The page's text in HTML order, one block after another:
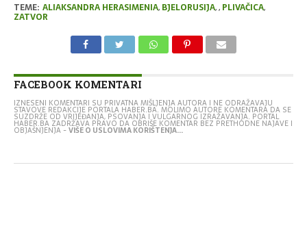
TEME: ALIAKSANDRA HERASIMENIA, BJELORUSIJA,, PLIVAČICA,
ZATVOR
FACEBOOK KOMENTARI
IZNESENI KOMENTARI SU PRIVATNA MIŠLJENJA AUTORA I NE ODRAŽAVAJU
STAVOVE REDAKCIJE PORTALA HABER.BA. MOLIMO AUTORE KOMENTARA DA SE
SUZDRŽE OD VRIJEĐANJA, PSOVANJA I VULGARNOG IZRAŽAVANJA. PORTAL
HABER.BA ZADRŽAVA PRAVO DA OBRIŠE KOMENTAR BEZ PRETHODNE NAJAVE I
OBJAŠNJENJA -VIŠE O USLOVIMA KORIŠTENJA...